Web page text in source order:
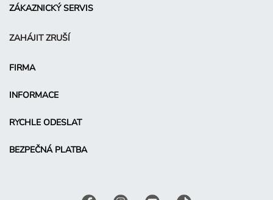
ZÁKAZNICKÝ SERVIS
ZAHÁJIT ZRUŠÍ
FIRMA
INFORMACE
RYCHLE ODESLAT
BEZPEČNÁ PLATBA